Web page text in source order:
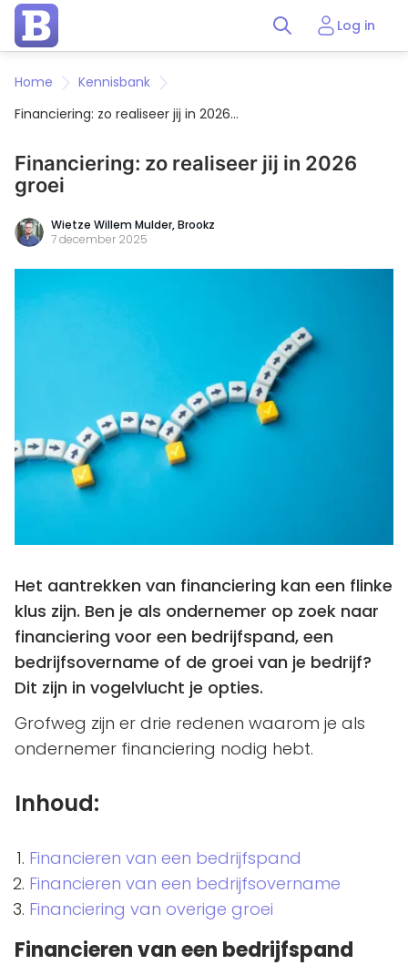
Log in
Home
Kennisbank
Financiering: zo realiseer jij in 2026
Financiering: zo realiseer jij in 2026
groei
Wietze Willem Mulder, Brookz
7 december 2025
Het aantrekken van financiering kan een flinke
klus zijn. Ben je als ondernemer op zoek naar
financiering voor een bedrijfspand, een
bedrijfsovername of de groei van je bedrijf?
Dit zijn in vogelvlucht je opties.
Grofweg zijn er drie redenen waarom je als
ondernemer financiering nodig hebt.
Inhoud:
Financieren van een bedrijfspand
Financieren van een bedrijfsovername
Financiering van overige groei
Financieren van een bedrijfspand